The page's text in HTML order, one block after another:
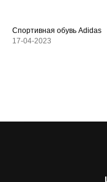
Спортивная обувь Adidas
17-04-2023